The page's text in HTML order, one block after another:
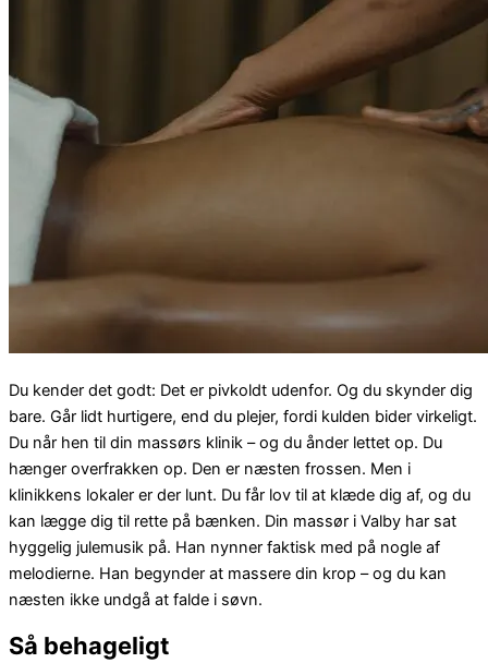
Du kender det godt: Det er pivkoldt udenfor. Og du skynder dig
bare. Går lidt hurtigere, end du plejer, fordi kulden bider virkeligt.
Du når hen til din massørs klinik – og du ånder lettet op. Du
hænger overfrakken op. Den er næsten frossen. Men i
klinikkens lokaler er der lunt. Du får lov til at klæde dig af, og du
kan lægge dig til rette på bænken. Din massør i Valby har sat
hyggelig julemusik på. Han nynner faktisk med på nogle af
melodierne. Han begynder at massere din krop – og du kan
næsten ikke undgå at falde i søvn.
Så behageligt